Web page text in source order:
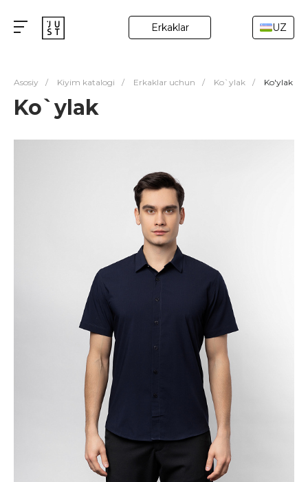
Erkaklar UZ
Asosiy / Kiyim katalogi / Erkaklar uchun / Ko`ylak / Ko'ylak
Ko`ylak